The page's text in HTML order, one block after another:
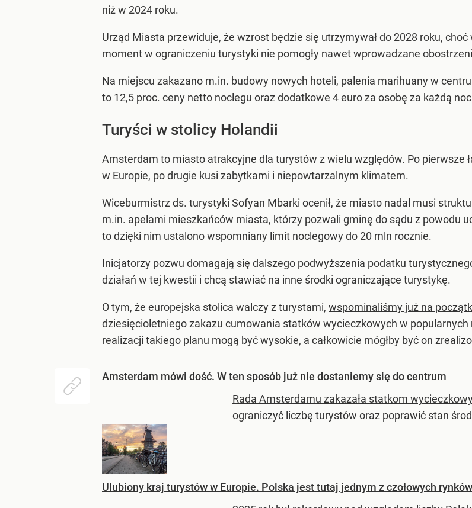
niż w 2024 roku.
Urząd Miasta przewiduje, że wzrost będzie się utrzymywał do 2028 roku,
moment w ograniczeniu turystyki nie pomogły nawet wprowadzane
Na miejscu zakazano m.in. budowy nowych hoteli, palenia marihuany w
to 12,5 proc. ceny netto noclegu oraz dodatkowe 4 euro za osobę za każdą
Turyści w stolicy Holandii
Amsterdam to miasto atrakcyjne dla turystów z wielu względów. Po pierwsze
w Europie, po drugie kusi zabytkami i niepowtarzalnym klimatem.
Wiceburmistrz ds. turystyki Sofyan Mbarki ocenił, że miasto nadal musi
m.in. apelami mieszkańców miasta, którzy pozwali gminę do sądu z powodu
to dzięki nim ustalono wspomniany limit noclegowy do 20 mln rocznie.
Inicjatorzy pozwu domagają się dalszego podwyższenia podatku
działań w tej kwestii i chcą stawiać na inne środki ograniczające turystykę.
O tym, że europejska stolica walczy z turystami, wspominaliśmy już na
dziesięcioletniego zakazu cumowania statków wycieczkowych w
realizacji takiego planu mogą być wysokie, a całkowicie mógłby być on
Amsterdam mówi dość. W ten sposób już nie dostaniemy się do centrum
Rada Amsterdamu zakazała statkom
ograniczyć liczbę turystów oraz poprawić stan
Ulubiony kraj turystów w Europie. Polska jest tutaj jednym z czołowych rynków